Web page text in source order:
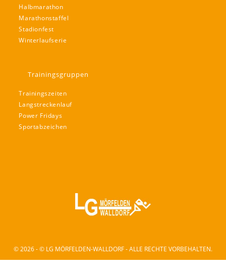
Halbmarathon
Marathonstaffel
Stadionfest
Winterlaufserie
Trainingsgruppen
Trainingszeiten
Langstreckenlauf
Power Fridays
Sportabzeichen
© 2026 - © LG MÖRFELDEN-WALLDORF - ALLE RECHTE VORBEHALTEN.